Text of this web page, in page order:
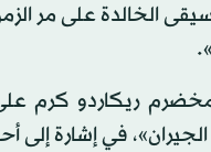
الخالدة على مر
ريكاردو كرم
في إشارة إلى